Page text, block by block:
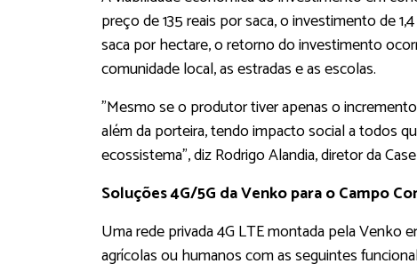
preço de 135 reais por saca, o investimento de
saca por hectare, o retorno do investimento
comunidade local, as estradas e as escolas.
"Mesmo se o produtor tiver apenas o
além da porteira, tendo impacto social a todos
ecossistema", diz Rodrigo Alandia, diretor da
Soluções 4G/5G da Venko para o Campo
Uma rede privada 4G LTE montada pela Venko
agrícolas ou humanos com as seguintes